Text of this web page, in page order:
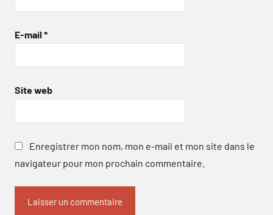
E-mail *
Site web
Enregistrer mon nom, mon e-mail et mon site dans le
navigateur pour mon prochain commentaire.